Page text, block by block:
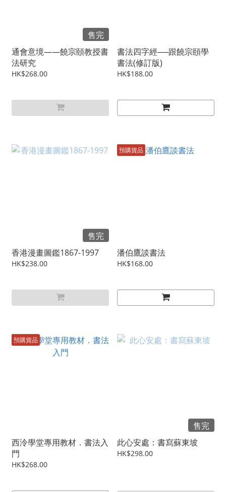
售完
通會意境——饒宗頤教授書
法研究
HK$268.00
書法四字經──跟饒宗頤學
書法(修訂版)
HK$188.00
售完
香港漫畫圖鑑1867-1997
HK$238.00
預購貨品
潘伯鷹談書法
HK$168.00
預購貨品
西泠學堂專用教材．書法入
門
HK$268.00
售完
此心安處：書寫蘇東坡
HK$298.00